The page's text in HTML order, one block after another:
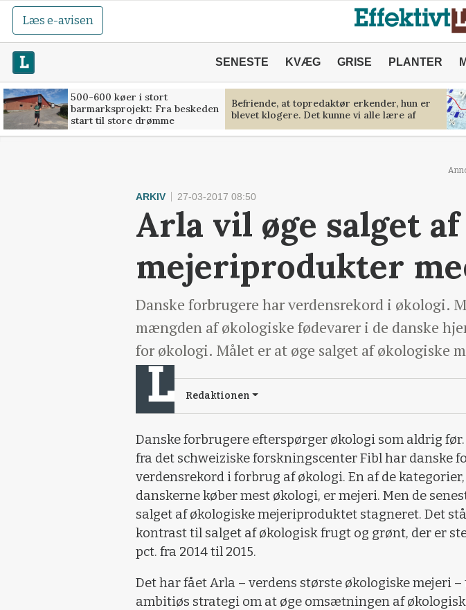
Læs e-avisen
SENESTE KVÆG GRISE PLANTER
500-600 køer i stort
barmarksprojekt: Fra beskeden
start til store drømme
Befriende, at topredaktør erkender, hun er
blevet klogere. Det kunne vi alle lære af
ARKIV 27-03-2017 08:50
Arla vil øge salget
mejeriprodukter
Danske forbrugere har verdensrekord i økologi.
mængden af økologiske fødevarer i de danske
for økologi. Målet er at øge salget af økologiske
Redaktionen
Danske forbrugere efterspørger økologi som aldrig
fra det schweiziske forskningscenter Fibl har danske
verdensrekord i forbrug af økologi. En af de
danskerne køber mest økologi, er mejeri. Men de
salget af økologiske mejeriproduktet stagneret. Det
kontrast til salget af økologisk frugt og grønt, der er
pct. fra 2014 til 2015.
Det har fået Arla – verdens største økologiske mejeri
ambitiøs strategi om at øge omsætningen af